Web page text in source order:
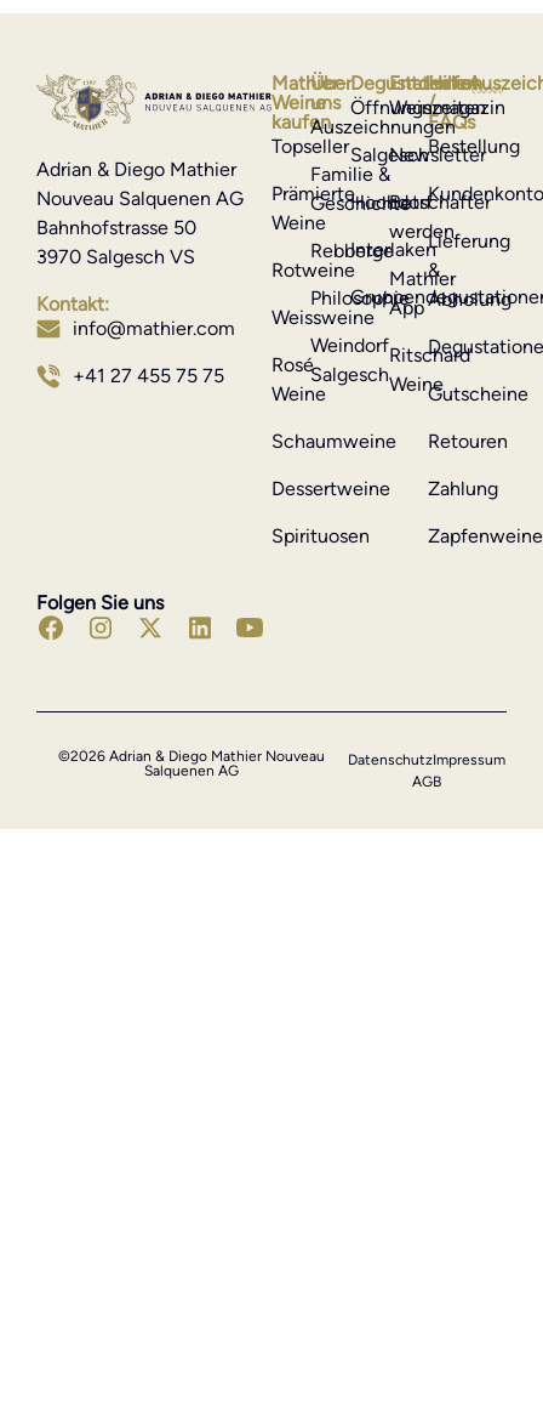
Adrian & Diego Mathier
Nouveau Salquenen AG
Bahnhofstrasse 50
3970 Salgesch VS
Kontakt:
info@mathier.com
+41 27 455 75 75
Folgen Sie uns
Mathier-
Weine
kaufen
Topseller
Prämierte
Weine
Rotweine
Weissweine
Rosé
Weine
Schaumweine
Dessertweine
Spirituosen
Hilfe
/
FAQs
Bestellung
Lieferung
&
Abholung
Gutscheine
Retouren
Zahlung
Zapfenweine
Entdecken
Weinmagazin
Newsletter
Botschafter
werden
Mathier
App
Ritschard
Weine
Degustationen
Öffnungszeiten
Salgesch
Hochdorf
Interlaken
Über
uns
Auszeichnungen
Familie &
Geschichte
Rebberge
Philosophie
Weindorf
Salgesch
©2026 Adrian & Diego Mathier Nouveau
Salquenen AG
DatenschutzImpressum
AGB